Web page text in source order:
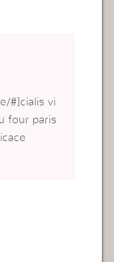
#]cialis vi
four paris